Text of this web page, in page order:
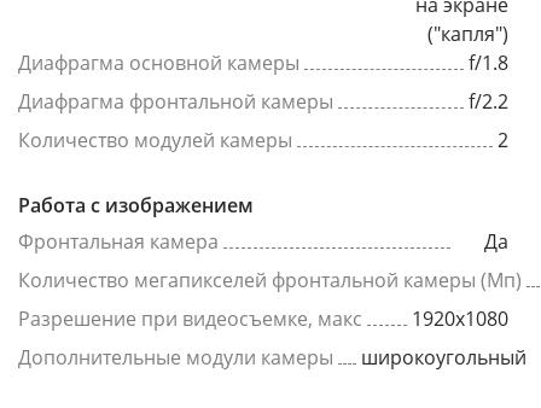
("капля")
Диафрагма основной камеры
f/1.8
Диафрагма фронтальной камеры
f/2.2
Количество модулей камеры
2
Работа с изображением
Фронтальная камера
Да
Количество мегапикселей фронтальной камеры (Мп)
Разрешение при видеосъемке, макс
1920x1080
Дополнительные модули камеры
широкоугольный